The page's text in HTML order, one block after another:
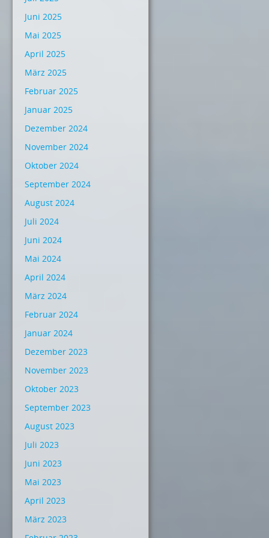
Juni 2025
Mai 2025
April 2025
März 2025
Februar 2025
Januar 2025
Dezember 2024
November 2024
Oktober 2024
September 2024
August 2024
Juli 2024
Juni 2024
Mai 2024
April 2024
März 2024
Februar 2024
Januar 2024
Dezember 2023
November 2023
Oktober 2023
September 2023
August 2023
Juli 2023
Juni 2023
Mai 2023
April 2023
März 2023